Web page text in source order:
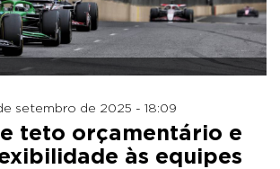
setembro de 2025 - 18:09
teto orçamentário e
às equipes